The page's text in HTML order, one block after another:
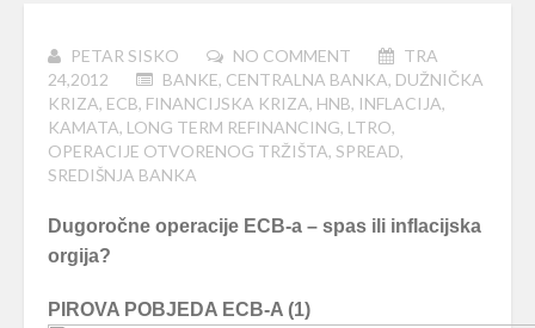
PETAR SISKO NO COMMENT
TRA
24,2012
BANKE, CENTRALNA BANKA, DUŽNIČKA
KRIZA, ECB, FINANCIJSKA KRIZA, HNB, INFLACIJA,
KAMATA, LONG TERM REFINANCING, LTRO,
OPERACIJE OTVORENOG TRŽIŠTA, SPREAD,
SREDIŠNJA BANKA
Dugoročne operacije ECB-a – spas ili inflacijska
orgija?
PIROVA POBJEDA ECB-A (1)